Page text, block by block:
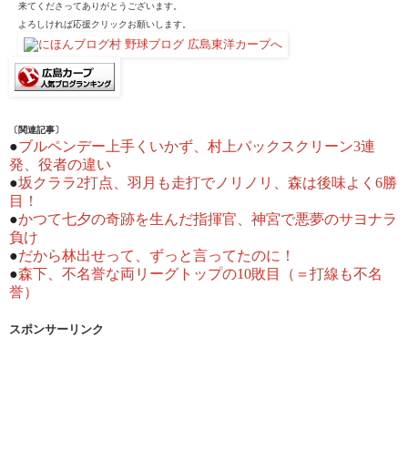
来てくださってありがとうございます。
よろしければ応援クリックお願いします。
〔関連記事〕
●ブルペンデー上手くいかず、村上バックスクリーン3連
発、役者の違い
●坂クララ2打点、羽月も走打でノリノリ、森は後味よく6勝
目！
●かつて七夕の奇跡を生んだ指揮官、神宮で悪夢のサヨナラ
負け
●だから林出せって、ずっと言ってたのに！
●森下、不名誉な両リーグトップの10敗目（＝打線も不名
誉）
スポンサーリンク